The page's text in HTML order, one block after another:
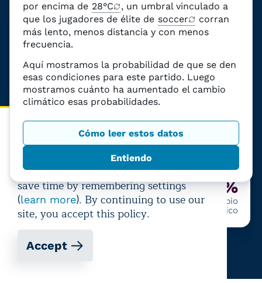
Miami
Estados Unidos
Ir a la página del estadio
Último partido:
98%
Probabilidad de calor que
afecte al rendimiento
+8%
Debido al cambio
climático
How we use cookies
Climate Central uses cookies to
personalize visitors' experiences and
save time by remembering settings
(learn more). By continuing to use our
site, you accept this policy.
Accept
por encima de 28°C
, un umbral vinculado a
que los jugadores de élite de soccer
corran
más lento, menos distancia y con menos
frecuencia.
Aquí mostramos la probabilidad de que se den
esas condiciones para este partido. Luego
mostramos cuánto ha aumentado el cambio
climático esas probabilidades.
Entiendo
Cómo leer estos datos